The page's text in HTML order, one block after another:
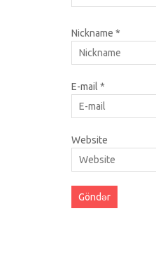
Nickname *
E-mail *
Website